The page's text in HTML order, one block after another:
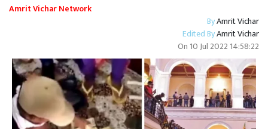
Amrit Vichar Network
ByAmrit Vichar
Edited ByAmrit Vichar
On 10 Jul 2022 14:58:22